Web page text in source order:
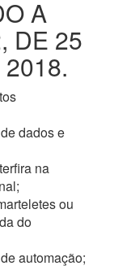
A
DE 25
dados e
na
ou
do
automação;